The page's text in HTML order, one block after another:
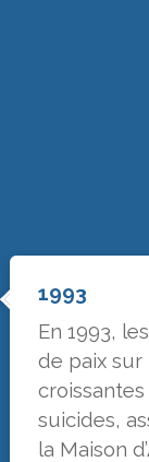
1993
En 1993,
de paix
suicides,
la Maison